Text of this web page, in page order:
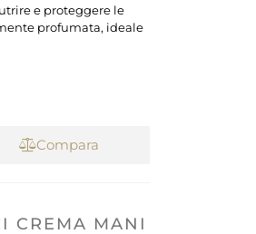
e proteggere le
profumata, ideale
Compara
CREMA MANI